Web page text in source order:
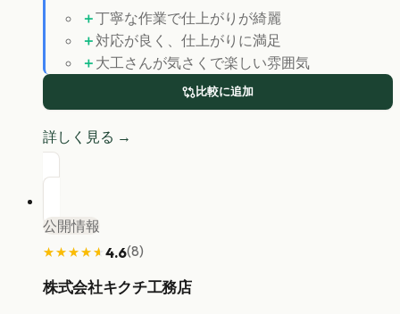
＋丁寧な作業で仕上がりが綺麗
＋ 対応が良く、仕上がりに満足
＋ 大工さんが気さくで楽しい雰囲気
比較に追加
詳しく見る →
公開情報
★★★★★
★★★★★ 4.6(8)
株式会社キクチ工務店